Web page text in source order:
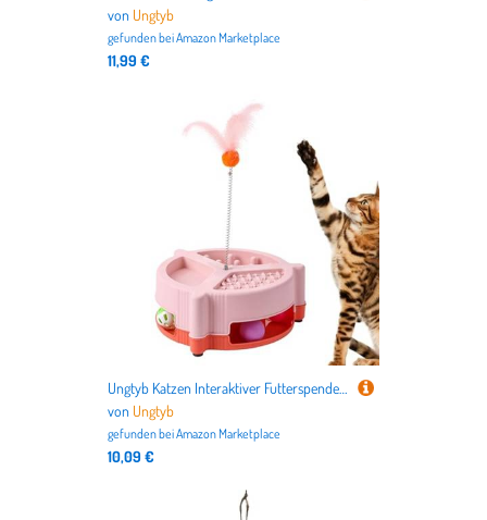
von Ungtyb
gefunden beiAmazon Marketplace
11,99 €
Ungtyb Katzen Interaktiver Futterspender Multifunktionaler Slow Feeder Slow Food Dispenser Indoor Katzenspielzeug mit Multifunktional und Interaktiv für Kätzchen zur Förderung gesunder Essgewohnheiten
von Ungtyb
gefunden beiAmazon Marketplace
10,09 €